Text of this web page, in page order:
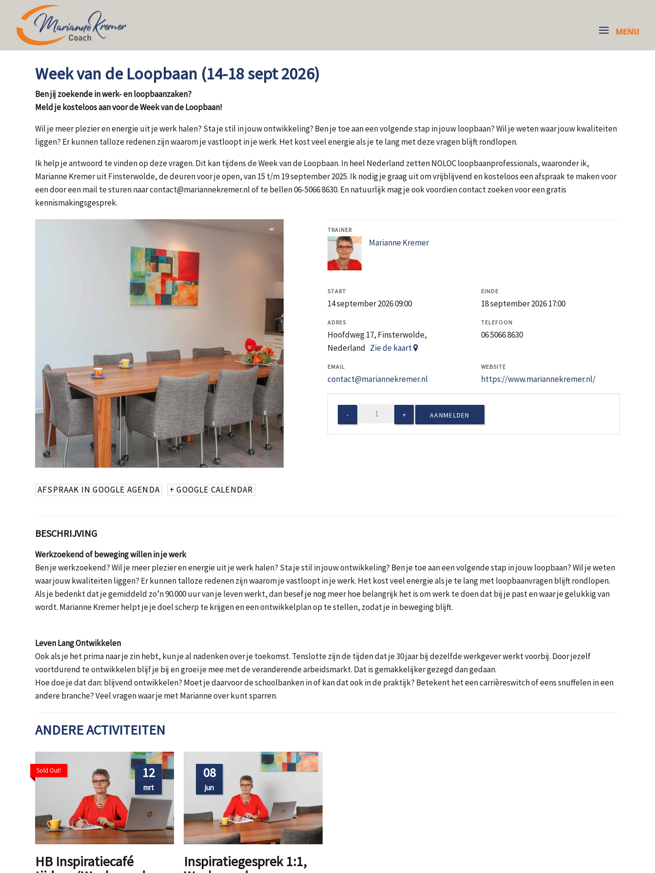
Week van de Loopbaan (14-18 sept 2026)
Ben jij zoekende in werk- en loopbaanzaken?
Meld je kosteloos aan voor de Week van de Loopbaan!
Wil je meer plezier en energie uit je werk halen? Sta je stil in jouw ontwikkeling? Ben je toe aan een volgende stap in jouw loopbaan? Wil je weten waar jouw kwaliteiten
liggen? Er kunnen talloze redenen zijn waarom je vastloopt in je werk. Het kost veel energie als je te lang met deze vragen blijft rondlopen.
Ik help je antwoord te vinden op deze vragen. Dit kan tijdens de Week van de Loopbaan. In heel Nederland zetten NOLOC loopbaanprofessionals, waaronder ik,
Marianne Kremer uit Finsterwolde, de deuren voor je open, van 15 t/m 19 september 2025. Ik nodig je graag uit om vrijblijvend en kosteloos een afspraak te maken voor
een door een mail te sturen naar contact@mariannekremer.nl of te bellen 06-5066 8630. En natuurlijk mag je ook voordien contact zoeken voor een gratis
kennismakingsgesprek.
TRAINER
Marianne Kremer
START
14 september 2026 09:00
EINDE
18 september 2026 17:00
ADRES
Hoofdweg 17, Finsterwolde,
Nederland Zie de kaart
TELEFOON
06 5066 8630
EMAIL
contact@mariannekremer.nl
WEBSITE
https://www.mariannekremer.nl/
Week
de
AANMELDEN
AFSPRAAK IN GOOGLE AGENDA + GOOGLE CALENDAR
BESCHRIJVING
Werkzoekend of beweging willen in je werk
Ben je werkzoekend? Wil je meer plezier en energie uit je werk halen? Sta je stil in jouw ontwikkeling? Ben je toe aan een volgende stap in jouw loopbaan? Wil je weten
waar jouw kwaliteiten liggen? Er kunnen talloze redenen zijn waarom je vastloopt in je werk. Het kost veel energie als je te lang met loopbaanvragen blijft rondlopen.
Als je bedenkt dat je gemiddeld zo’n 90.000 uur van je leven werkt, dan besef je nog meer hoe belangrijk het is om werk te doen dat bij je past en waar je gelukkig van
wordt. Marianne Kremer helpt je je doel scherp te krijgen en een ontwikkelplan op te stellen, zodat je in beweging blijft.
Leven Lang Ontwikkelen
Ook als je het prima naar je zin hebt, kun je al nadenken over je toekomst. Tenslotte zijn de tijden dat je 30 jaar bij dezelfde werkgever werkt voorbij. Door jezelf
voortdurend te ontwikkelen blijf je bij en groei je mee met de veranderende arbeidsmarkt. Dat is gemakkelijker gezegd dan gedaan.
Hoe doe je dat dan: blijvend ontwikkelen? Moet je daarvoor de schoolbanken in of kan dat ook in de praktijk? Betekent het een carrièreswitch of eens snuffelen in een
andere branche? Veel vragen waar je met Marianne over kunt sparren.
ANDERE ACTIVITEITEN
12
mrt
Sold Out!
HB Inspiratiecafé
08
jun
Inspiratiegesprek 1:1,